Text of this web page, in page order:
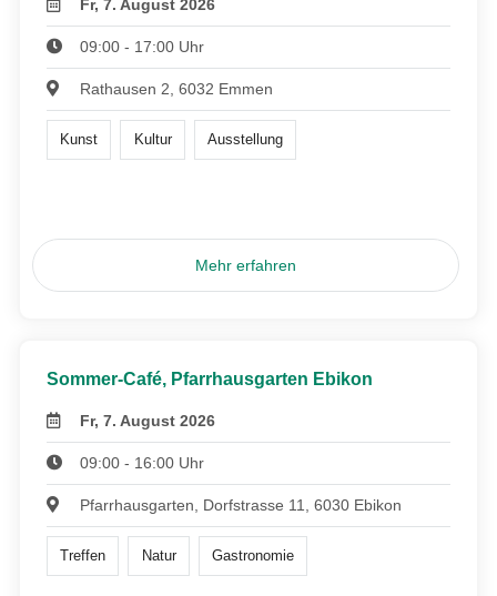
Fr, 7. August 2026
09:00 - 17:00 Uhr
Rathausen 2, 6032 Emmen
Kunst Kultur Ausstellung
Mehr erfahren
Sommer-Café, Pfarrhausgarten Ebikon
Fr, 7. August 2026
09:00 - 16:00 Uhr
Pfarrhausgarten, Dorfstrasse 11, 6030 Ebikon
Treffen Natur Gastronomie